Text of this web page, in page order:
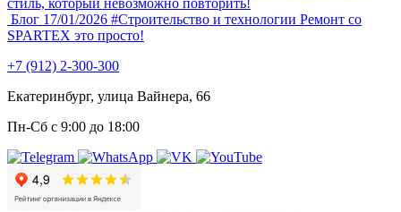
Блог 17/01/2026 #Строительство и технологии Ремонт со
SPARTEX это просто!
+7 (912) 2-300-300
Екатеринбург, улица Вайнера, 66
Пн-Сб с 9:00 до 18:00